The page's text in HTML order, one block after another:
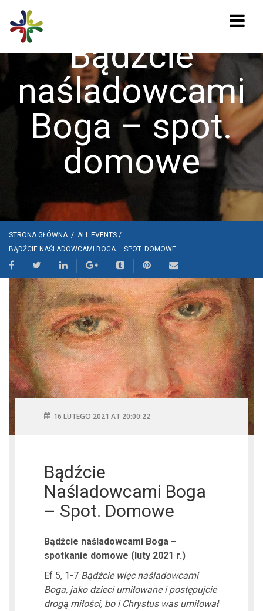
Bądźcie
naśladowcami
Boga – spot.
domowe
STRONA GŁÓWNA / ALL EVENTS /
BĄDŹCIE NAŚLADOWCAMI BOGA – SPOT. DOMOWE
16 LUTEGO 2021 AT 20:00:22
Bądźcie
Naśladowcami Boga
– Spot. Domowe
Bądźcie naśladowcami Boga –
spotkanie domowe (luty 2021 r.)
Ef 5, 1-7 Bądźcie więc naśladowcami
Boga, jako dzieci umiłowane i postępujcie
drogą miłości, bo i Chrystus was umiłował